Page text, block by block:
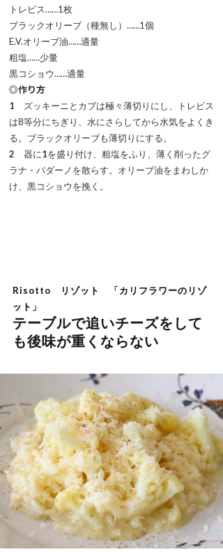
トレビス……1枚
ブラックオリーブ（種無し）……1個
E.V.オリーブ油……適量
粗塩……少量
黒コショウ……適量
◎作り方
1 ズッキーニとカブは極々薄切りにし、トレビス
は8等分にちぎり、水にさらしてから水気をよくき
る。ブラックオリーブも薄切りにする。
2 器に1を盛り付け、粗塩をふり、薄く削ったグ
ラナ・パダーノを散らす。オリーブ油をまわしか
け、黒コショウを挽く。
Risotto リゾット 「カリフラワーのリゾ
ット」
テーブルで追いチーズをして
も後味が重くならない